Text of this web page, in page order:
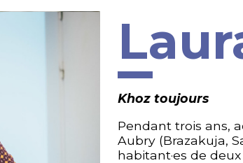
Khoz toujours
Pendant trois ans,
Aubry (Brazakuja,
habitant·es de